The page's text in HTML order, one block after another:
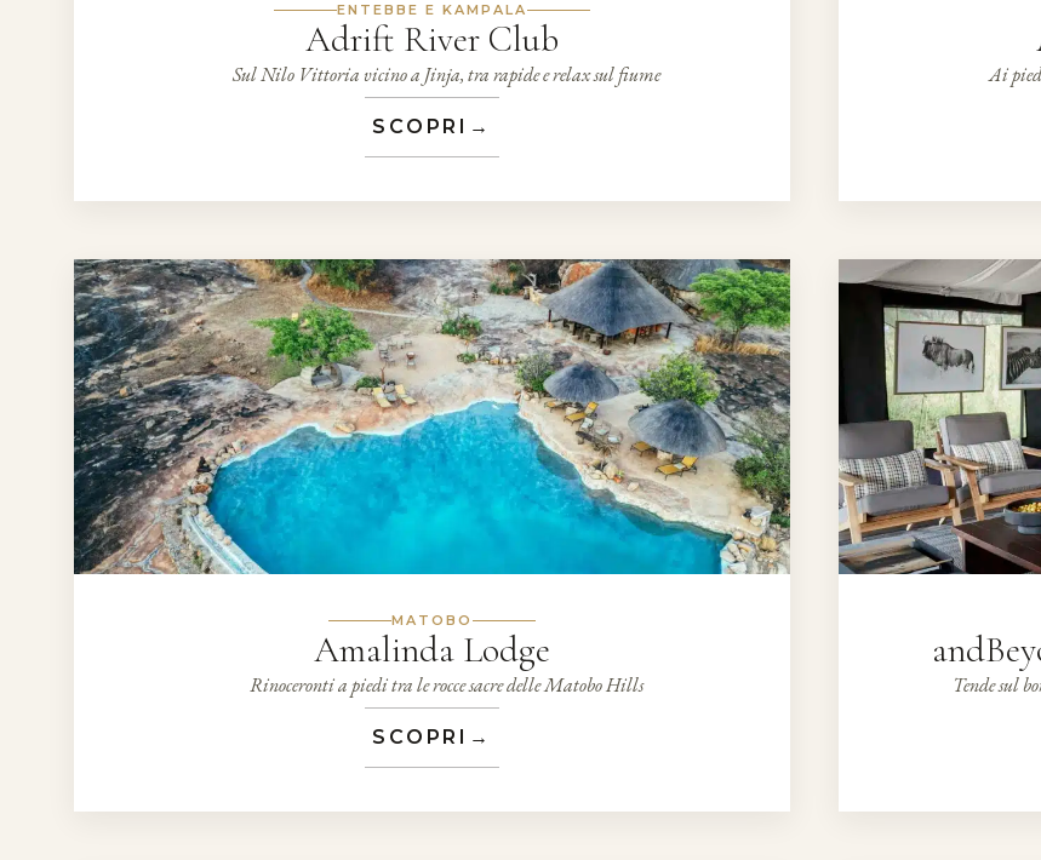
ENTEBBE E KAMPALA
Adrift River Club
Sul Nilo Vittoria vicino a Jinja, tra rapide e relax sul fiume
SCOPRI →
Ai
MATOBO
Amalinda Lodge
Rinoceronti a piedi tra le rocce sacre delle Matobo Hills
SCOPRI →
Tende sul